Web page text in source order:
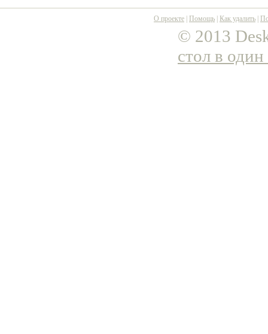
О проекте Помощь Как удалить
© 2013
стол в